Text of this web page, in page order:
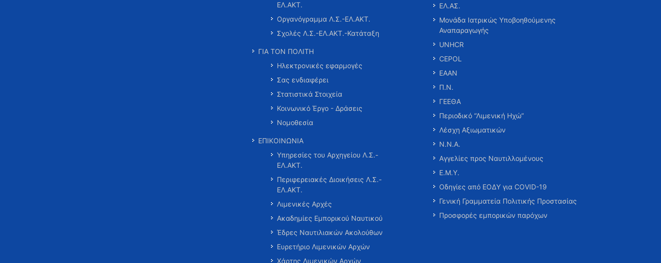
ΕΛ.ΑΚΤ.
Οργανόγραμμα Λ.Σ.-ΕΛ.ΑΚΤ.
Σχολές Λ.Σ.-ΕΛ.ΑΚΤ.-Κατάταξη
ΓΙΑ ΤΟΝ ΠΟΛΙΤΗ
Ηλεκτρονικές εφαρμογές
Σας ενδιαφέρει
Στατιστικά Στοιχεία
Κοινωνικό Έργο - Δράσεις
Νομοθεσία
ΕΠΙΚΟΙΝΩΝΙΑ
Υπηρεσίες του Αρχηγείου Λ.Σ.-
ΕΛ.ΑΚΤ.
Περιφερειακές Διοικήσεις Λ.Σ.-
ΕΛ.ΑΚΤ.
Λιμενικές Αρχές
Ακαδημίες Εμπορικού Ναυτικού
Έδρες Ναυτιλιακών Ακολούθων
Ευρετήριο Λιμενικών Αρχών
Χάρτης Λιμενικών Αρχών
ΕΛ.ΑΣ.
Μονάδα Ιατρικώς Υποβοηθούμενης
Αναπαραγωγής
UNHCR
CEPOL
ΕΑΑΝ
Π.Ν.
ΓΕΕΘΑ
Περιοδικό “Λιμενική Ηχώ”
Λέσχη Αξιωματικών
Ν.Ν.Α.
Αγγελίες προς Ναυτιλλομένους
Ε.Μ.Υ.
Οδηγίες από ΕΟΔΥ για COVID-19
Γενική Γραμματεία Πολιτικής Προστασίας
Προσφορές εμπορικών παρόχων